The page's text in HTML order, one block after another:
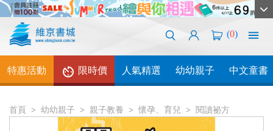
(0)
特惠活動 限時價 人氣精選 幼幼親子 中文童書
首頁 幼幼親子 親子教養 懷孕、育兒 閱讀祕方